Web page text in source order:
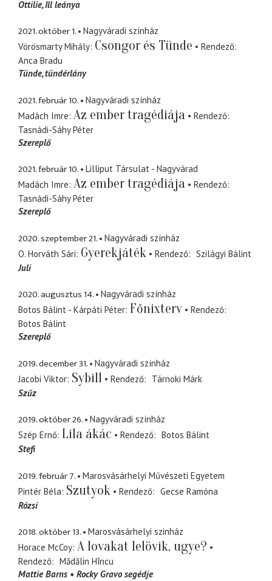
Ottilie Ill leánya
2021. október 1.
Nagyváradi színház
Vörösmarty Mihály Csongor és Tünde
Rendező
Anca Bradu
Tünde tündérlány
2021. február 10.
Nagyváradi színház
Madách Imre Az ember tragédiája
Rendező
Tasnádi-Sáhy Péter
Szereplő
2021. február 10.
Lilliput Társulat - Nagyvárad
Madách Imre Az ember tragédiája
Rendező
Tasnádi-Sáhy Péter
Szereplő
2020. szeptember 21.
Nagyváradi színház
O. Horváth Sári Gyerekjáték Rendező
Szilágyi Bálint
Juli
2020. augusztus 14.
Nagyváradi színház
Botos Bálint - Kárpáti Péter Főnixterv
Rendező
Botos Bálint
Szereplő
2019. december 31.
Nagyváradi színház
Jacobi Viktor Sybill Rendező
Tárnoki Márk
Szűz
2019. október 26.
Nagyváradi színház
Szép Ernő Lila ákác Rendező
Botos Bálint
Stefi
2019. február 7.
Marosvásárhelyi Művészeti Egyetem
Pintér Béla Szutyok Rendező
Gecse Ramóna
Rózsi
2018. október 13.
Marosvásárhelyi szinház
Horace McCoy A lovakat lelövik, ugye?
Rendező
Mădălin Hîncu
Mattie Barns
Rocky Gravo segédje